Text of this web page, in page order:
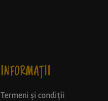
INFORMAȚII
Termeni și condiții